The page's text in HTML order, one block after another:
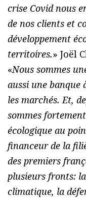
crise Covid nous
de nos clients et
développement
territoires.» Joël
«Nous sommes
aussi une banque
les marchés. Et,
sommes
écologique au
financeur de la
des premiers
plusieurs fronts:
climatique, la